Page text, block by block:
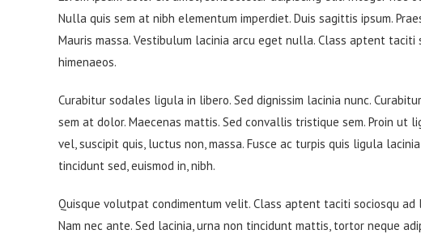
Nulla quis sem at nibh elementum imperdiet. Duis sagittis ipsum.
Mauris massa. Vestibulum lacinia arcu eget nulla. Class aptent
himenaeos.
Curabitur sodales ligula in libero. Sed dignissim lacinia nunc.
sem at dolor. Maecenas mattis. Sed convallis tristique sem. Proin
vel, suscipit quis, luctus non, massa. Fusce ac turpis quis ligula
tincidunt sed, euismod in, nibh.
Quisque volutpat condimentum velit. Class aptent taciti sociosqu
Nam nec ante. Sed lacinia, urna non tincidunt mattis, tortor neque